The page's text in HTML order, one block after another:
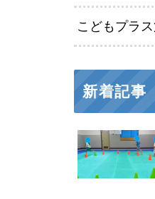
こどもプラ
新着記事